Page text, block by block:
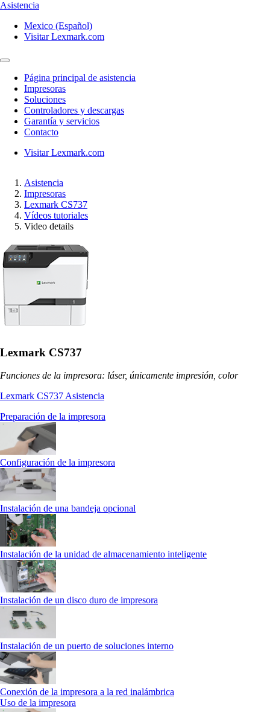
Asistencia
Mexico (Español)
Visitar Lexmark.com
Página principal de asistencia
Impresoras
Soluciones
Controladores y descargas
Garantía y servicios
Contacto
Visitar Lexmark.com
Asistencia
Impresoras
Lexmark CS737
Vídeos tutoriales
Video details
Lexmark CS737
Funciones de la impresora: láser, únicamente impresión, color
Lexmark CS737 Asistencia
Preparación de la impresora
Configuración de la impresora
Instalación de una bandeja opcional
Instalación de la unidad de almacenamiento inteligente
Instalación de un disco duro de impresora
Instalación de un puerto de soluciones interno
Conexión de la impresora a la red inalámbrica
Uso de la impresora